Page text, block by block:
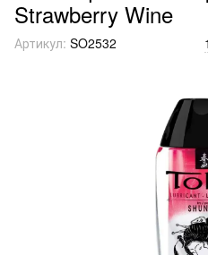
Strawberry Wine
Артикул: SO2532